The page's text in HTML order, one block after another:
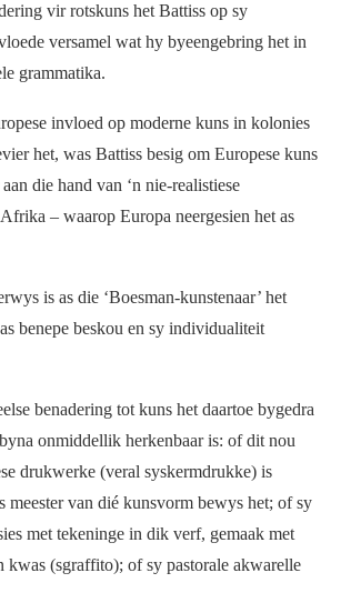
vir rotskuns het Battiss op sy
versamel wat hy byeengebring het in
grammatika.
invloed op moderne kuns in kolonies
het, was Battiss besig om Europese kuns
die hand van ‘n nie-realistiese
– waarop Europa neergesien het as
is as die ‘Boesman-kunstenaar’ het
benepe beskou en sy individualiteit
benadering tot kuns het daartoe bygedra
onmiddellik herkenbaar is: of dit nou
drukwerke (veral syskermdrukke) is
meester van dié kunsvorm bewys het; of sy
met tekeninge in dik verf, gemaak met
kwas (sgraffito); of sy pastorale akwarelle